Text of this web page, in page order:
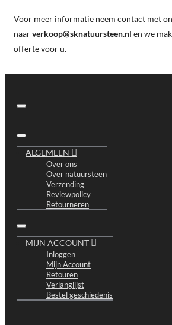
Voor meer informatie neem contact met
naarverkoop@sknatuursteen.nl en we
offerte voor u.
ALGEMEEN
Over ons
Over natuursteen
Verzending
Reviewpolicy
Retourneren
MIJN ACCOUNT
Inloggen
Mijn Account
Retouren
Verlanglijst
Bestel geschiedenis